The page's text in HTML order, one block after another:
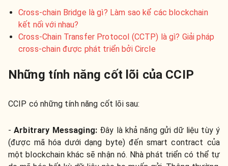
Cross-chain Bridge là gì? Làm sao kể các blockchain
kết nối với nhau?
Cross-Chain Transfer Protocol (CCTP) là gì? Giải pháp
cross-chain được phát triển bởi Circle
Những tính năng cốt lõi của CCIP
CCIP có những tính năng cốt lõi sau:
-Arbitrary Messaging: Đây là khả năng gửi dữ liệu tùy ý
(được mã hóa dưới dạng byte) đến smart contract của
một blockchain khác sẽ nhận nó. Nhà phát triển có thể tự